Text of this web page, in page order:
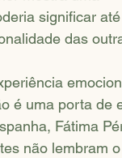
significar
das
é uma porta de
Fátima
não lembram